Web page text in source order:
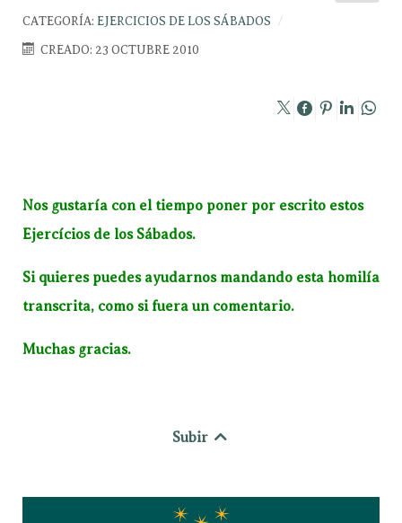
CATEGORÍA: EJERCICIOS DE LOS SÁBADOS
CREADO: 23 OCTUBRE 2010
Nos gustaría con el tiempo poner por escrito estos
Ejercícios de los Sábados.
Si quieres puedes ayudarnos mandando esta homilía
transcrita, como si fuera un comentario.
Muchas gracias.
Subir